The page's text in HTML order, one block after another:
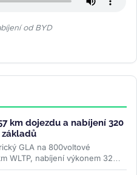
od BYD
km dojezdu a nabíjení 320
základů
GLA na 800voltové
WLTP, nabíjení výkonem 320